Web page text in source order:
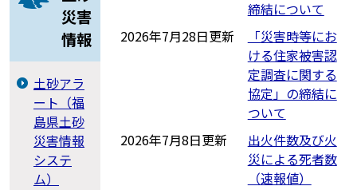
災害
情報
土砂アラ
ート（福
島県土砂
災害情報
システ
ム）
締結について
2026年7月28日更新
「災害時等にお
ける住家被害認
定調査に関する
協定」の締結に
ついて
2026年7月8日更新
出火件数及び火
災による死者数
（速報値）